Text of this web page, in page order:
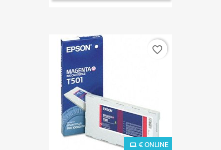
€ ONLINE
favorite_border